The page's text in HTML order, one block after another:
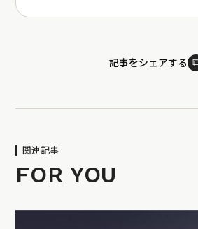
記事をシェアする
関連記事
FOR YOU